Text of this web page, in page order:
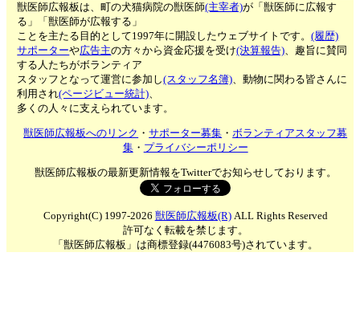
獣医師広報板は、町の犬猫病院の獣医師(主宰者)が「獣医師に広報す
る」「獣医師が広報する」
ことを主たる目的として1997年に開設したウェブサイトです。(履歴)
サポーターや広告主の方々から資金応援を受け(決算報告)、趣旨に賛同
する人たちがボランティア
スタッフとなって運営に参加し(スタッフ名簿)、動物に関わる皆さんに
利用され(ページビュー統計)、
多くの人々に支えられています。
獣医師広報板へのリンク ・サポーター募集 ・ボランティアスタッフ募
集・ プライバシーポリシー
獣医師広報板の最新更新情報をTwitterでお知らせしております。
Copyright(C) 1997-2026 獣医師広報板(R)ALL Rights Reserved
許可なく転載を禁じます。
「獣医師広報板」は商標登録(4476083号)されています。